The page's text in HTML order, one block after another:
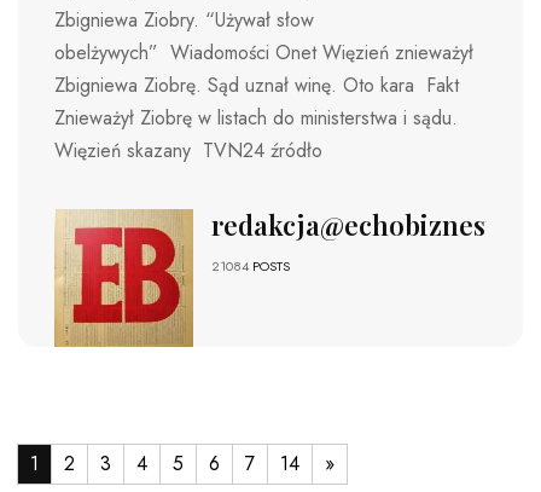
Zbigniewa Ziobry. “Używał słow
obelżywych” Wiadomości Onet Więzień znieważył
Zbigniewa Ziobrę. Sąd uznał winę. Oto kara Fakt
Znieważył Ziobrę w listach do ministerstwa i sądu.
Więzień skazany TVN24 źródło
redakcja@echobiznesu.pl
21084 POSTS
1 2 3 4 5 6 7 14 »